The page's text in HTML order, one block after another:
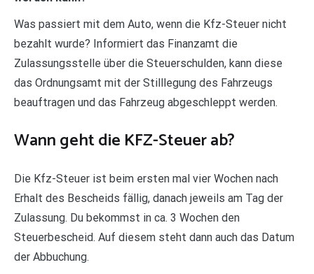
Was passiert mit dem Auto, wenn die Kfz-Steuer nicht
bezahlt wurde? Informiert das Finanzamt die
Zulassungsstelle über die Steuerschulden, kann diese
das Ordnungsamt mit der Stilllegung des Fahrzeugs
beauftragen und das Fahrzeug abgeschleppt werden.
Wann geht die KFZ-Steuer ab?
Die Kfz-Steuer ist beim ersten mal vier Wochen nach
Erhalt des Bescheids fällig, danach jeweils am Tag der
Zulassung. Du bekommst in ca. 3 Wochen den
Steuerbescheid. Auf diesem steht dann auch das Datum
der Abbuchung.